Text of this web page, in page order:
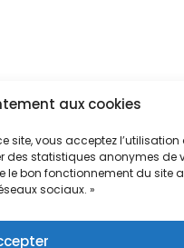
aux cookies
site, vous acceptez l’utilisation
des statistiques anonymes de
le bon fonctionnement du site
sociaux. »